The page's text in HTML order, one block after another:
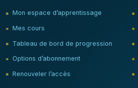
Mon espace d’apprentissage
Mes cours
Tableau de bord de progression
Options d’abonnement
Renouveler l’accès